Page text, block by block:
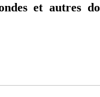
et autres